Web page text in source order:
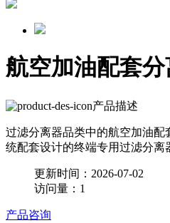
航空加油配套
产品描述
过滤分离器品类中的航空加油
统配套设计的终端专用过滤分离
更新时间：2026-07-02
访问量：1
产品咨询